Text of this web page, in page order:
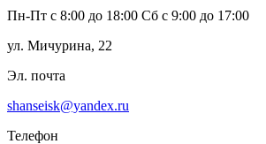
Пн-Пт с 8:00 до 18:00 Сб с 9:00 до 17:00
ул. Мичурина, 22
Эл. почта
shanseisk@yandex.ru
Телефон